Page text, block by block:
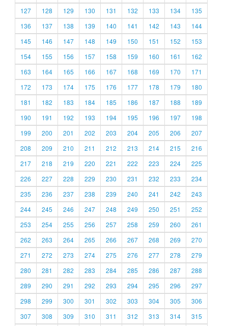
127
128 129 130 131 132 133 134
135
136
137 138 139 140 141 142 143
144
145
146 147 148 149 150 151 152
153
154
155 156 157 158 159 160 161
162
163
164 165 166 167 168 169 170
171
172
173 174 175 176 177 178 179
180
181
182 183 184 185 186 187 188
189
190
191 192 193 194 195 196 197
198
199
200 201 202 203 204 205 206
207
208
209 210 211 212 213 214 215
216
217
218 219 220 221 222 223 224
225
226
227 228 229 230 231 232 233
234
235
236 237 238 239 240 241 242
243
244
245 246 247 248 249 250 251
252
253
254 255 256 257 258 259 260
261
262
263 264 265 266 267 268 269
270
271
272 273 274 275 276 277 278
279
280
281 282 283 284 285 286 287
288
289
290 291 292 293 294 295 296
297
298
299 300 301 302 303 304 305
306
307
308 309 310 311 312 313 314 315